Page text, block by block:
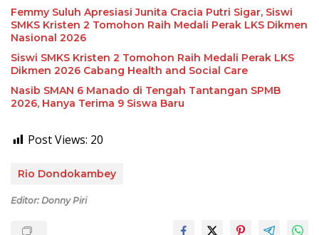
Femmy Suluh Apresiasi Junita Cracia Putri Sigar, Siswi
SMKS Kristen 2 Tomohon Raih Medali Perak LKS Dikmen
Nasional 2026
Siswi SMKS Kristen 2 Tomohon Raih Medali Perak LKS
Dikmen 2026 Cabang Health and Social Care
Nasib SMAN 6 Manado di Tengah Tantangan SPMB
2026, Hanya Terima 9 Siswa Baru
Post Views: 20
Rio Dondokambey
Editor: Donny Piri